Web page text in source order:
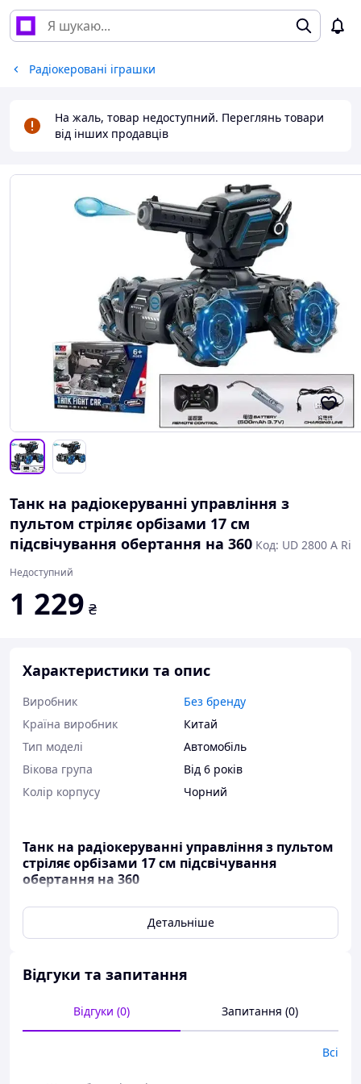
Радіокеровані іграшки
На жаль, товар недоступний. Переглянь товари
від інших продавців
Танк на радіокеруванні управління з
пультом стріляє орбізами 17 см
підсвічування обертання на 360 Код: UD 2800 A Ri
Недоступний
1 229 ₴
Характеристики та опис
Виробник
Без бренду
Країна виробник
Китай
Тип моделі
Автомобіль
Вікова група
Від 6 років
Колір корпусу
Чорний
Танк на радіокеруванні управління з пультом
стріляє орбізами 17 см підсвічування
обертання на 360
"Tank Fight Car"— це не просто іграшка на
радіокеруванні, це справжній танк, який внести в
ігровий процес безліч захопливих елементів. Ця
точною стрільбою й барвистою підсвіткою, роблячи
кожну гру незабутньою.
Особливості:
Детальніше
Відгуки та запитання
Відгуки (0) Запитання (0)
Всі